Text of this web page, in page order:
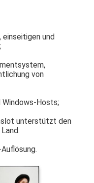
einseitigen und
von
Windows-Hosts;
unterstützt den